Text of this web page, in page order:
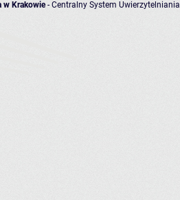
w Krakowie- Centralny System Uwierzytelniania